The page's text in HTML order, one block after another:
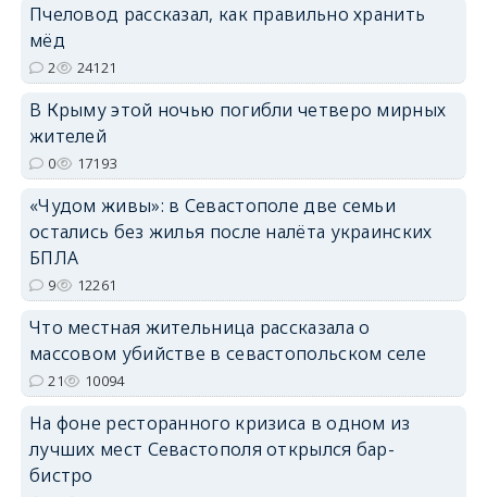
erid: 2SDnjdvhGXG
Пчеловод рассказал, как правильно хранить
мёд
2 24121
В Крыму этой ночью погибли четверо мирных
жителей
0 17193
«Чудом живы»: в Севастополе две семьи
остались без жилья после налёта украинских
БПЛА
9 12261
Что местная жительница рассказала о
массовом убийстве в севастопольском селе
21 10094
На фоне ресторанного кризиса в одном из
лучших мест Севастополя открылся бар-
бистро